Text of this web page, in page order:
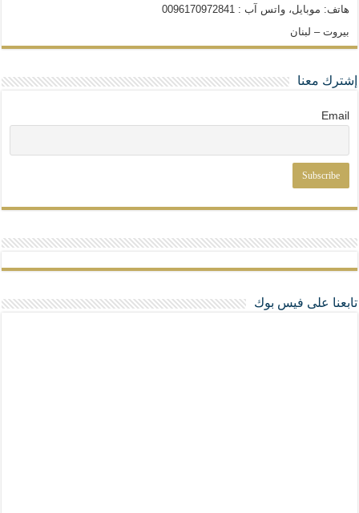
هاتف: موبايل، واتس آب : 0096170972841
بيروت – لبنان
إشترك معنا
Email
تابعنا على فيس بوك